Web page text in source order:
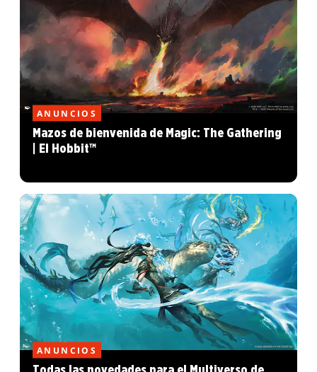
ANUNCIOS
Mazos de bienvenida de Magic: The Gathering
| El Hobbit™
ANUNCIOS